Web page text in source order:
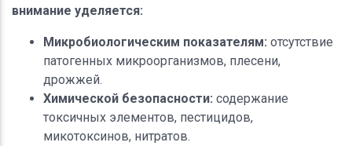
внимание уделяется:
Микробиологическим показателям: отсутствие
патогенных микроорганизмов, плесени,
дрожжей.
Химической безопасности: содержание
токсичных элементов, пестицидов,
микотоксинов, нитратов.